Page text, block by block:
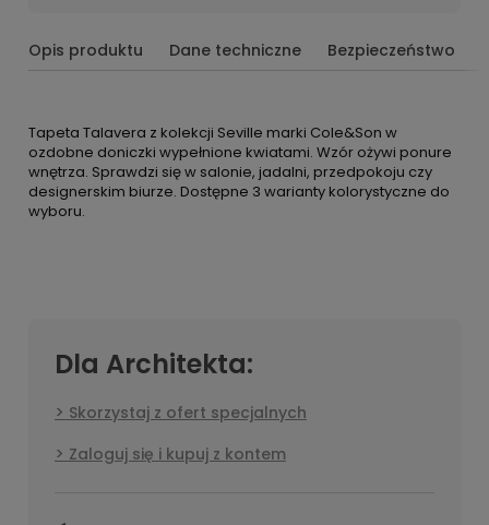
Opis produktu Dane techniczne Bezpieczeństwo
Tapeta Talavera z kolekcji Seville marki Cole&Son w
ozdobne doniczki wypełnione kwiatami. Wzór ożywi ponure
wnętrza. Sprawdzi się w salonie, jadalni, przedpokoju czy
designerskim biurze. Dostępne 3 warianty kolorystyczne do
wyboru.
Dla Architekta:
Skorzystaj z ofert specjalnych
Zaloguj się i kupuj z kontem